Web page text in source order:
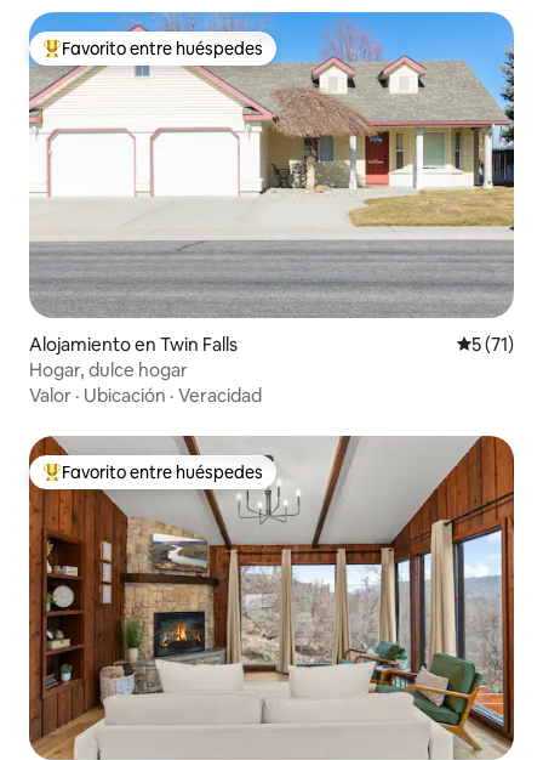
Favorito entre los huéspedes más destacados
Favorito entre huéspedes
Alojamiento en Twin Falls
5 (71)
Hogar, dulce hogar
Valor · Ubicación · Veracidad
Favorito entre los huéspedes más destacados
Favorito entre huéspedes